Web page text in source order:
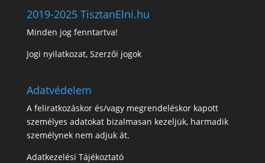
2019-2025 TisztanElni.hu
Minden jog fenntartva!
Jogi nyilatkozat, Szerzői jogok
Adatvédelem
A feliratkozáskor és/vagy megrendeléskor kapott
személyes adatokat bizalmasan kezeljük, harmadik
személynek nem adjuk át.
Adatkezelési Tájékoztató